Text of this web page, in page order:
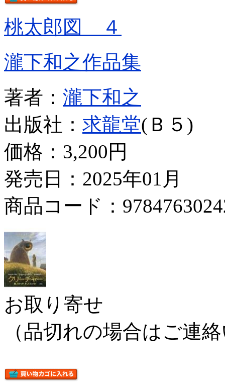
桃太郎図 ４
瀧下和之作品集
著者： 瀧下和之
出版社： 求龍堂(Ｂ５)
価格： 3,200円
発売日：2025年01月
商品コード：
お取り寄せ
（品切れの場合はご連